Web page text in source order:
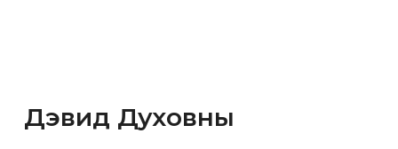
Дэвид Духовны